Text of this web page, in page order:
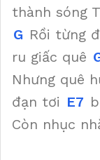
thành sóng
G Rồi từng
ru giấc quê
Nhưng quê
đạn tơi E7
Còn nhục